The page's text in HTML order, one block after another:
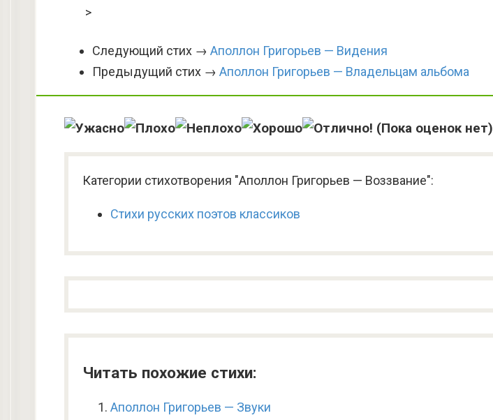
>
Следующий стих → Аполлон Григорьев — Видения
Предыдущий стих → Аполлон Григорьев — Владельцам альбома
(Пока оценок нет)
Категории стихотворения "Аполлон Григорьев — Воззвание":
Стихи русских поэтов классиков
Читать похожие стихи:
Аполлон Григорьев — Звуки